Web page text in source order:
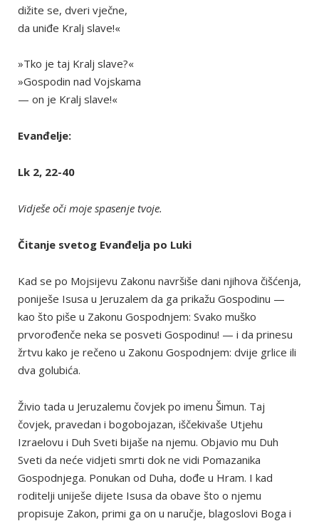
dižite se, dveri vječne,
da uniđe Kralj slave!«
»Tko je taj Kralj slave?«
»Gospodin nad Vojskama
— on je Kralj slave!«
Evanđelje:
Lk 2, 22-40
Vidješe oči moje spasenje tvoje.
Čitanje svetog Evanđelja po Luki
Kad se po Mojsijevu Zakonu navršiše dani njihova čišćenja,
poniješe Isusa u Jeruzalem da ga prikažu Gospodinu —
kao što piše u Zakonu Gospodnjem: Svako muško
prvorođenče neka se posveti Gospodinu! — i da prinesu
žrtvu kako je rečeno u Zakonu Gospodnjem: dvije grlice ili
dva golubića.
Živio tada u Jeruzalemu čovjek po imenu Šimun. Taj
čovjek, pravedan i bogobojazan, iščekivaše Utjehu
Izraelovu i Duh Sveti bijaše na njemu. Objavio mu Duh
Sveti da neće vidjeti smrti dok ne vidi Pomazanika
Gospodnjega. Ponukan od Duha, dođe u Hram. I kad
roditelji uniješe dijete Isusa da obave što o njemu
propisuje Zakon, primi ga on u naručje, blagoslovi Boga i